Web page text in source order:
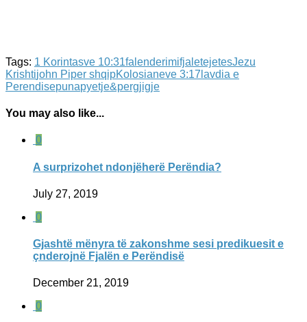
Tags: 1 Korintasve 10:31falenderimifjaletejetesJezu
Krishtijohn Piper shqipKolosianeve 3:17 lavdia e
Perendisepunapyetje&pergjigje
You may also like...
0
A surprizohet ndonjëherë Perëndia?
July 27, 2019
0
Gjashtë mënyra të zakonshme sesi predikuesit e
çnderojnë Fjalën e Perëndisë
December 21, 2019
0